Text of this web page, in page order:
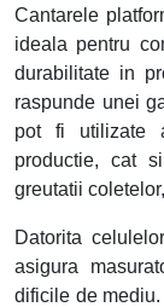
Cantarele
ideala pentru
durabilitate in
raspunde unei
pot fi utilizate
productie, cat
greutatii
Datorita
asigura
dificile de